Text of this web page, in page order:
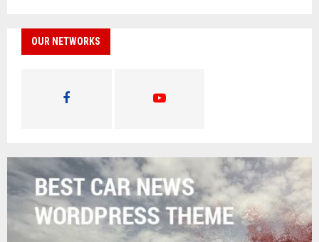
OUR NETWORKS